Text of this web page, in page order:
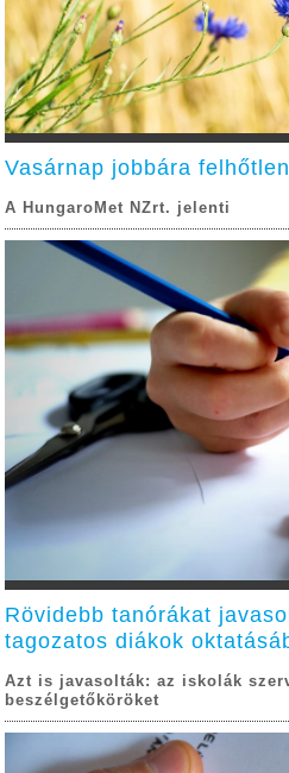
Vasárnap jobbára
A HungaroMet NZrt. jelenti
Rövidebb tanórákat
tagozatos diákok
Azt is javasolták: az iskolák
beszélgetőköröket